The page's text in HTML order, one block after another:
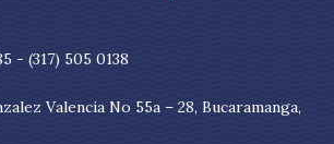
- (317) 505 0138
Valencia No 55a – 28, Bucaramanga,